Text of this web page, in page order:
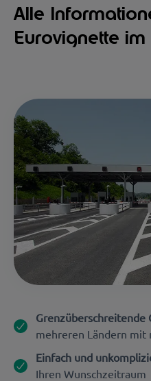
Alle
Eurovignette
Grenzüberschreitende
mehreren Ländern mit
Einfach und
Ihren Wunschzeitraum